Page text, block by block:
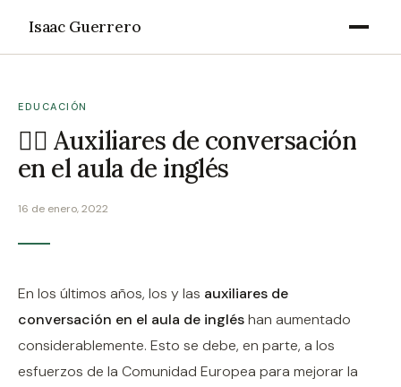
Isaac Guerrero
EDUCACIÓN
🙋‍♀️ Auxiliares de conversación
en el aula de inglés
16 de enero, 2022
En los últimos años, los y las auxiliares de
conversación en el aula de ingléshan aumentado
considerablemente. Esto se debe, en parte, a los
esfuerzos de la Comunidad Europea para mejorar la